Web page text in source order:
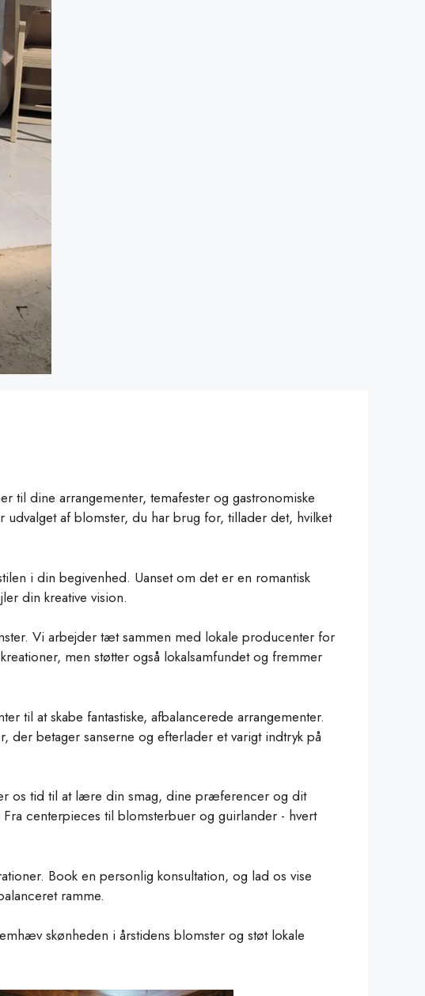
dine arrangementer, temafester og gastronomiske
af blomster, du har brug for, tillader det, hvilket
i din begivenhed. Uanset om det er en romantisk
din kreative vision.
Vi arbejder tæt sammen med lokale producenter for
men støtter også lokalsamfundet og fremmer
til at skabe fantastiske, afbalancerede arrangementer.
betager sanserne og efterlader et varigt indtryk på
os tid til at lære din smag, dine præferencer og dit
centerpieces til blomsterbuer og guirlander - hvert
Book en personlig konsultation, og lad os vise
ramme.
skønheden i årstidens blomster og støt lokale